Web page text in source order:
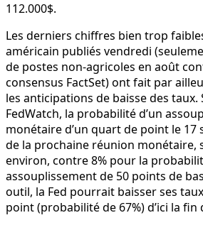
112.000$.
Les derniers chiffres bien trop
américain publiés vendredi
de postes non-agricoles en août
consensus FactSet) ont fait par
les anticipations de baisse des taux.
FedWatch, la probabilité d’un
monétaire d’un quart de point le 17
de la prochaine réunion monétaire,
environ, contre 8% pour la
assouplissement de 50 points de
outil, la Fed pourrait baisser ses
point (probabilité de 67%) d’ici la fin